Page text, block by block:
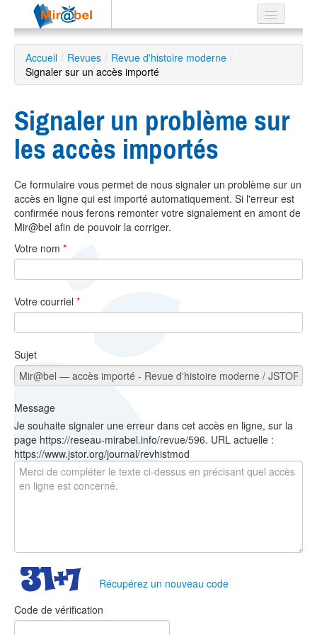
Le réseau
Soutien
avancée
EN
ES
?
Accueil / Revues / Revue d'histoire moderne /
Signaler sur un accès importé
Signaler un problème sur
les accès importés
Ce formulaire vous permet de nous signaler un problème sur un
accès en ligne qui est importé automatiquement. Si l'erreur est
confirmée nous ferons remonter votre signalement en amont de
Mir@bel afin de pouvoir la corriger.
Votre nom *
Votre courriel *
Sujet
Message
Je souhaite signaler une erreur dans cet accès en ligne, sur la
page https://reseau-mirabel.info/revue/596. URL actuelle :
https://www.jstor.org/journal/revhistmod
Récupérez un nouveau code
Code de vérification